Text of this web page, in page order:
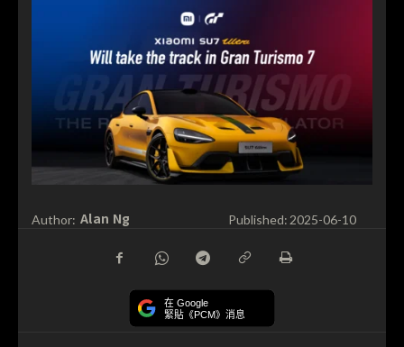
Author: Alan Ng Published: 2025-06-10
在 Google
緊貼《PCM》消息